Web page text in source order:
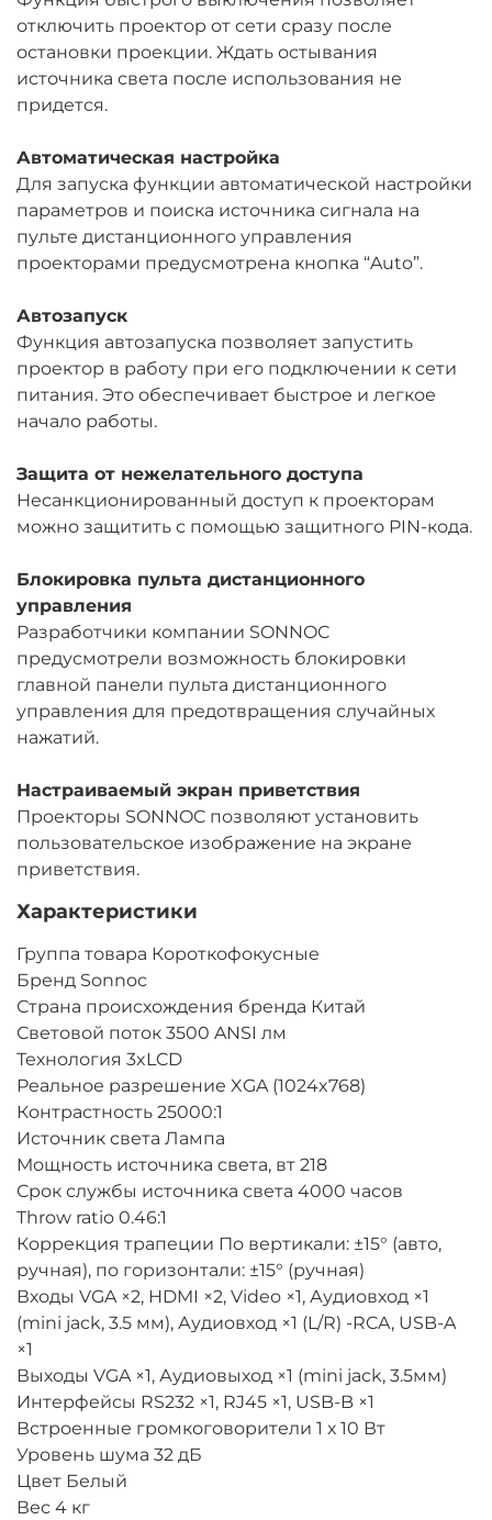
отключить проектор от сети сразу после
остановки проекции. Ждать остывания
источника света после использования не
придется.
Автоматическая настройка
Для запуска функции автоматической настройки
параметров и поиска источника сигнала на
пульте дистанционного управления
проекторами предусмотрена кнопка “Auto”.
Автозапуск
Функция автозапуска позволяет запустить
проектор в работу при его подключении к сети
питания. Это обеспечивает быстрое и легкое
начало работы.
Защита от нежелательного доступа
Несанкционированный доступ к проекторам
можно защитить с помощью защитного PIN-кода.
Блокировка пульта дистанционного
управления
Разработчики компании SONNOC
предусмотрели возможность блокировки
главной панели пульта дистанционного
управления для предотвращения случайных
нажатий.
Настраиваемый экран приветствия
Проекторы SONNOC позволяют установить
пользовательское изображение на экране
приветствия.
Характеристики
Группа товара Короткофокусные
Бренд Sonnoc
Страна происхождения бренда Китай
Световой поток 3500 ANSI лм
Технология 3xLCD
Реальное разрешение XGA (1024x768)
Контрастность 25000:1
Источник света Лампа
Мощность источника света, вт 218
Срок службы источника света 4000 часов
Throw ratio 0.46:1
Коррекция трапеции По вертикали: ±15° (авто,
ручная), по горизонтали: ±15° (ручная)
Входы VGA ×2, HDMI ×2, Video ×1, Аудиовход ×1
(mini jack, 3.5 мм), Аудиовход ×1 (L/R) -RCA, USB-A
×1
Выходы VGA ×1, Аудиовыход ×1 (mini jack, 3.5мм)
Интерфейсы RS232 ×1, RJ45 ×1, USB-B ×1
Встроенные громкоговорители 1 х 10 Вт
Уровень шума 32 дБ
Цвет Белый
Вес 4 кг